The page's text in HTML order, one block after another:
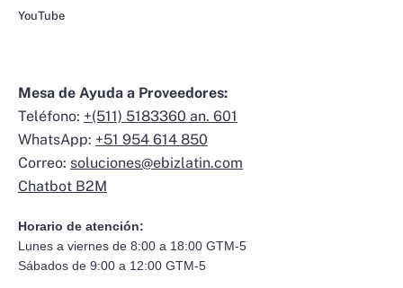
YouTube
Mesa de Ayuda a Proveedores:
Teléfono: +(511) 5183360 an. 601
WhatsApp: +51 954 614 850
Correo: soluciones@ebizlatin.com
Chatbot B2M
Horario de atención:
Lunes a viernes de 8:00 a 18:00 GTM-5
Sábados de 9:00 a 12:00 GTM-5